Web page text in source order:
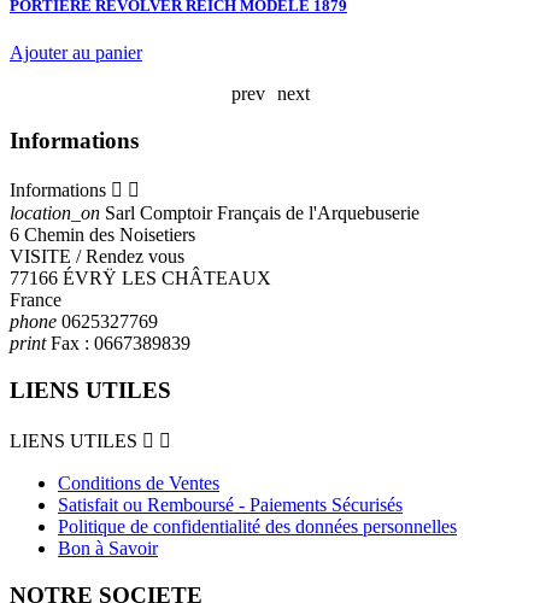
PORTIERE REVOLVER REICH MODELE 1879
Ajouter au panier
prev
next
Informations
Informations  
location_on Sarl Comptoir Français de l'Arquebuserie
6 Chemin des Noisetiers
VISITE / Rendez vous
77166 ÉVRŸ LES CHÂTEAUX
France
phone 0625327769
printFax : 0667389839
LIENS UTILES
LIENS UTILES  
Conditions de Ventes
Satisfait ou Remboursé - Paiements Sécurisés
Politique de confidentialité des données personnelles
Bon à Savoir
NOTRE SOCIETE